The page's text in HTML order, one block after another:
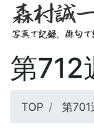
第712
TOP 第701